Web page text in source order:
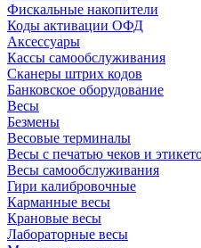
Фискальные накопители
Коды активации ОФД
Аксессуары
Кассы самообслуживания
Сканеры штрих кодов
Банковское оборудование
Весы
Безмены
Весовые терминалы
Весы с печатью чеков и
Весы самообслуживания
Гири калибровочные
Карманные весы
Крановые весы
Лабораторные весы